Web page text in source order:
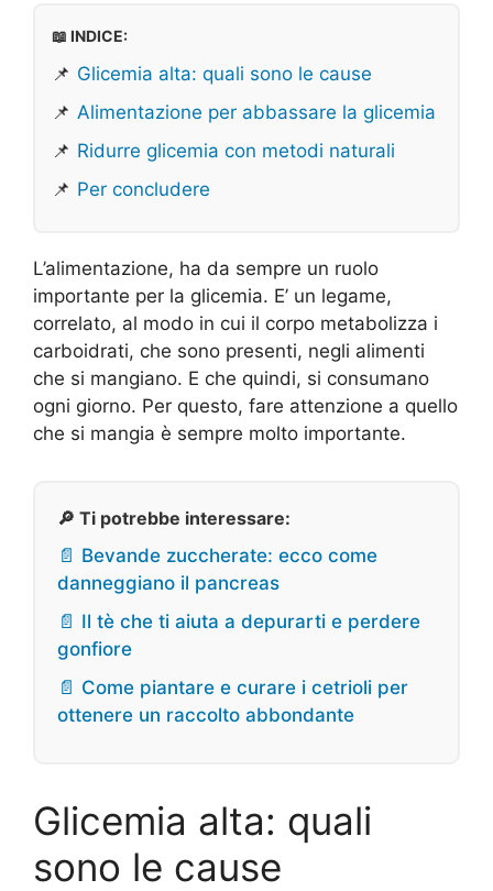
📖 INDICE:
📌 Glicemia alta: quali sono le cause
📌 Alimentazione per abbassare la glicemia
📌 Ridurre glicemia con metodi naturali
📌 Per concludere
L’alimentazione, ha da sempre un ruolo
importante per la glicemia. E’ un legame,
correlato, al modo in cui il corpo metabolizza i
carboidrati, che sono presenti, negli alimenti
che si mangiano. E che quindi, si consumano
ogni giorno. Per questo, fare attenzione a quello
che si mangia è sempre molto importante.
🔎 Ti potrebbe interessare:
📄 Bevande zuccherate: ecco come
danneggiano il pancreas
📄 Il tè che ti aiuta a depurarti e perdere
gonfiore
📄 Come piantare e curare i cetrioli per
ottenere un raccolto abbondante
Glicemia alta: quali
sono le cause